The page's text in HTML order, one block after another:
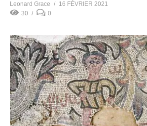
Leonard Grace
16 FÉVRIER 2021
30
0